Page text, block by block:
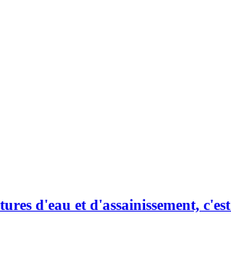
d'eau et d'assainissement,